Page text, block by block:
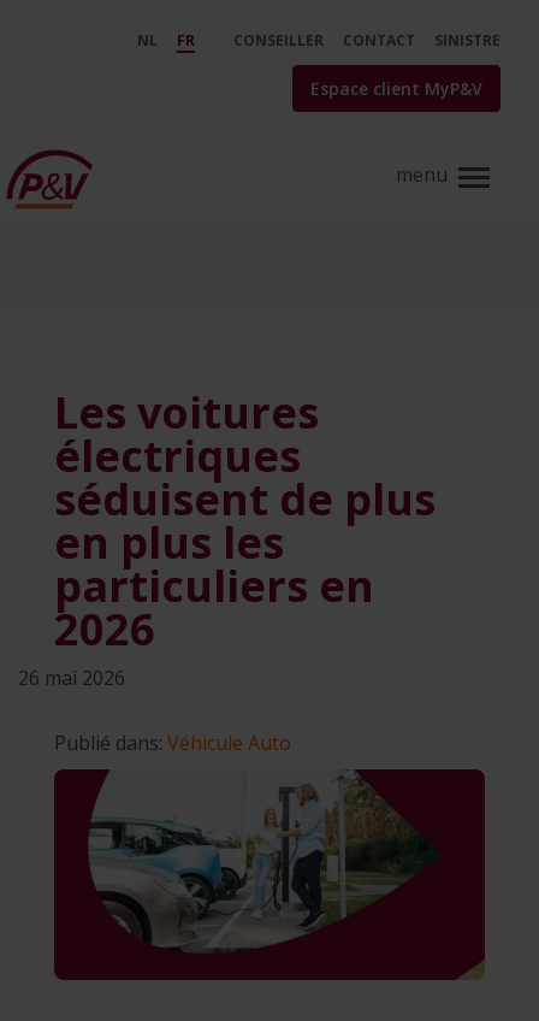
Les voitures électriques
NL FR CONSEILLER CONTACT SINISTRE
Espace client MyP&V
Les voitures
électriques
séduisent de plus
en plus les
particuliers en
2026
26 mai 2026
Publié dans: Véhicule Auto